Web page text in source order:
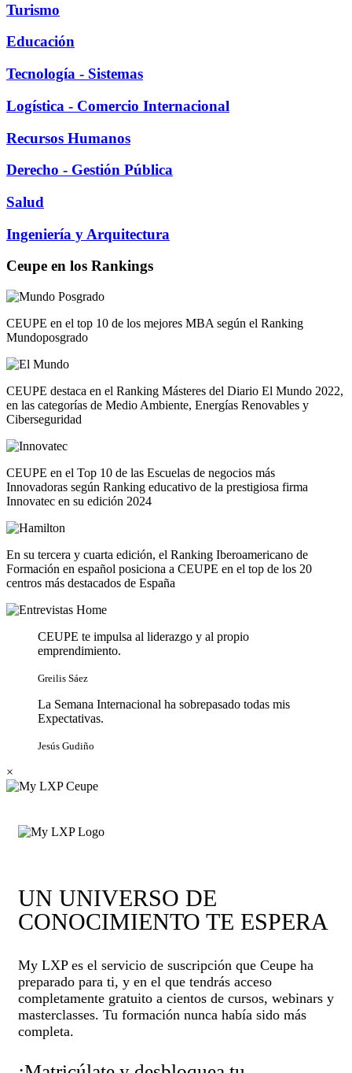
Turismo
Educación
Tecnología - Sistemas
Logística - Comercio Internacional
Recursos Humanos
Derecho - Gestión Pública
Salud
Ingeniería y Arquitectura
Ceupe en los Rankings
CEUPE en el top 10 de los mejores MBA según el Ranking
Mundoposgrado
CEUPE destaca en el Ranking Másteres del Diario El Mundo 2022,
en las categorías de Medio Ambiente, Energías Renovables y
Ciberseguridad
CEUPE en el Top 10 de las Escuelas de negocios más
Innovadoras según Ranking educativo de la prestigiosa firma
Innovatec en su edición 2024
En su tercera y cuarta edición, el Ranking Iberoamericano de
Formación en español posiciona a CEUPE en el top de los 20
centros más destacados de España
CEUPE te impulsa al liderazgo y al propio
emprendimiento.
Greilis Sáez
La Semana Internacional ha sobrepasado todas mis
Expectativas.
Jesús Gudiño
×
UN UNIVERSO DE
CONOCIMIENTO TE ESPERA
My LXP es el servicio de suscripción que Ceupe ha
preparado para ti, y en el que tendrás acceso
completamente gratuito a cientos de cursos, webinars y
masterclasses. Tu formación nunca había sido más
completa.